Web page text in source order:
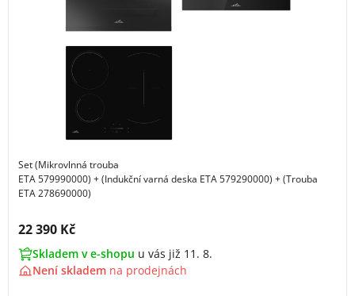
Set (Mikrovlnná trouba
ETA 579990000) + (Indukční varná deska ETA 579290000) + (Trouba
ETA 278690000)
Cena s DPH:
22 390 Kč
Skladem v e-shopu u vás již 11. 8.
Není skladem na prodejnách